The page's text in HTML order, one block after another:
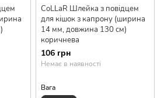
CoLLaR Шлейка з повідцем
для кішок з капрону (ширина
14 мм, довжина 130 см)
коричнева
106 грн
Немає в наявності
Вага